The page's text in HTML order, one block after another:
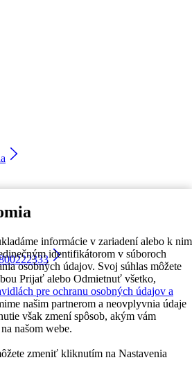
informácie v zariadení alebo k nim
identifikátorom v súboroch
osobných údajov. Svoj súhlas môžete
Prijať alebo Odmietnuť všetko,
pre ochranu osobných údajov a
našim partnerom a neovplyvnia údaje
však zmení spôsob, akým vám
našom webe.
zmeniť kliknutím na Nastavenia